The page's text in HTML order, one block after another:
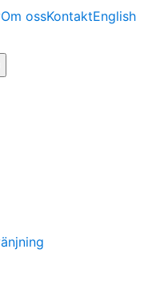
Om ossKontaktEnglish